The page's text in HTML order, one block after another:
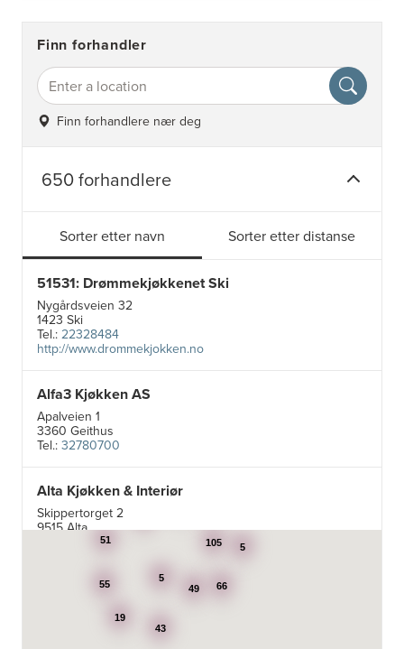
Finn forhandler
Finn forhandlere nær deg
650 forhandlere
Sorter etter navn Sorter etter distanse
51531: Drømmekjøkkenet Ski
Nygårdsveien 32
1423 Ski
Tel.: 22328484
http://www.drommekjokken.no
Alfa3 Kjøkken AS
Apalveien 1
3360 Geithus
Tel.: 32780700
Alta Kjøkken & Interiør
Skippertorget 2
9515 Alta
99007242
Aran Scandinavia AS
Stadsing. Dahls gt. 31A
7043 Trondheim
49
105
51
55 66
43
5
5
19